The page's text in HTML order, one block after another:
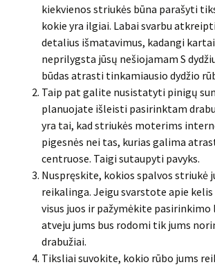
kiekvienos striukės būna parašyti
kokie yra ilgiai. Labai svarbu
detalius išmatavimus, kadangi
neprilygsta jūsų nešiojamam S
būdas atrasti tinkamiausio dydžio
Taip pat galite nusistatyti pinigų
planuojate išleisti pasirinktam
yra tai, kad striukės moterims
pigesnės nei tas, kurias galima
centruose. Taigi sutaupyti pavyks.
Nuspręskite, kokios spalvos striukė
reikalinga. Jeigu svarstote apie
visus juos ir pažymėkite pasirinkimo
atveju jums bus rodomi tik jums
drabužiai.
Tiksliai suvokite, kokio rūbo jums